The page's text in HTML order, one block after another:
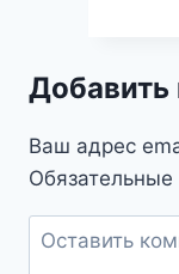
Добавить
Ваш адрес